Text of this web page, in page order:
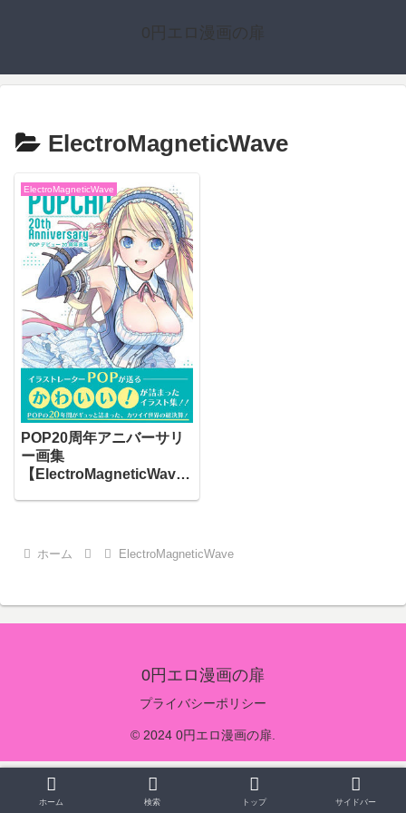
0円エロ漫画の扉
ElectroMagneticWave
ElectroMagneticWave
POP20周年アニバーサリ
ー画集
【ElectroMagneticWave
ホーム ElectroMagneticWave
0円エロ漫画の扉
プライバシーポリシー
© 2024 0円エロ漫画の扉.
ホーム 検索 トップ サイドバー